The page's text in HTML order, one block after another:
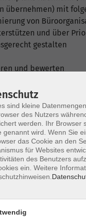
übernehmen) mit
von
und über
gestalten
und bewerten
steuern
einfordern und
des
und Kontrolle
zu leiten und
sind kleine
des Nutzers
werden. Ihr Browser
genannt wird. Wenn Sie
das Cookie an den
für Websites
des Benutzers
ein. Weitere